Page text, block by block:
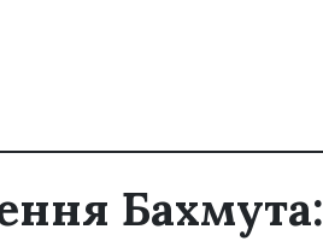
Бахмута: